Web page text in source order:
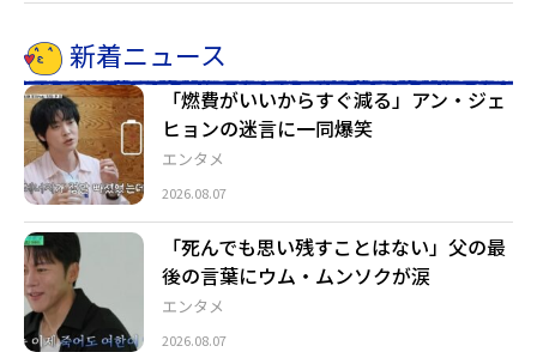
新着ニュース
エンタメ
「燃費がいいからすぐ減る」アン・ジェ
ヒョンの迷言に一同爆笑
2026.08.07
エンタメ
「死んでも思い残すことはない」父の最
後の言葉にウム・ムンソクが涙
2026.08.07